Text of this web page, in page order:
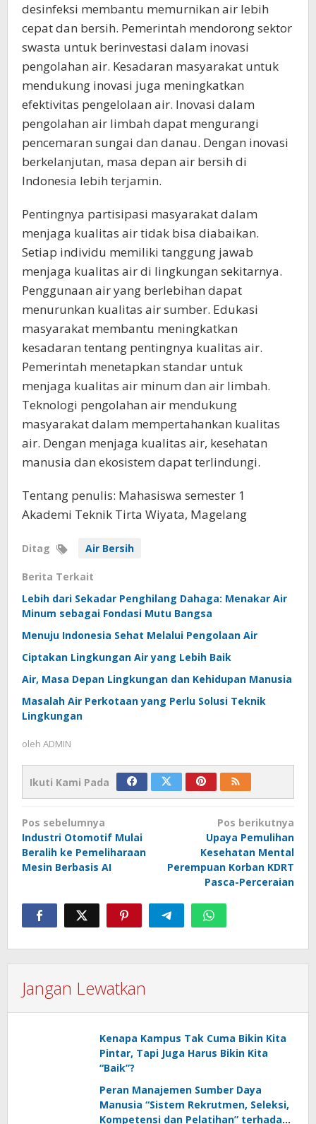
desinfeksi membantu memurnikan air lebih
cepat dan bersih. Pemerintah mendorong sektor
swasta untuk berinvestasi dalam inovasi
pengolahan air. Kesadaran masyarakat untuk
mendukung inovasi juga meningkatkan
efektivitas pengelolaan air. Inovasi dalam
pengolahan air limbah dapat mengurangi
pencemaran sungai dan danau. Dengan inovasi
berkelanjutan, masa depan air bersih di
Indonesia lebih terjamin.
Pentingnya partisipasi masyarakat dalam
menjaga kualitas air tidak bisa diabaikan.
Setiap individu memiliki tanggung jawab
menjaga kualitas air di lingkungan sekitarnya.
Penggunaan air yang berlebihan dapat
menurunkan kualitas air sumber. Edukasi
masyarakat membantu meningkatkan
kesadaran tentang pentingnya kualitas air.
Pemerintah menetapkan standar untuk
menjaga kualitas air minum dan air limbah.
Teknologi pengolahan air mendukung
masyarakat dalam mempertahankan kualitas
air. Dengan menjaga kualitas air, kesehatan
manusia dan ekosistem dapat terlindungi.
Tentang penulis: Mahasiswa semester 1
Akademi Teknik Tirta Wiyata, Magelang
Ditag Air Bersih
Berita Terkait
Lebih dari Sekadar Penghilang Dahaga: Menakar Air
Minum sebagai Fondasi Mutu Bangsa
Menuju Indonesia Sehat Melalui Pengolaan Air
Ciptakan Lingkungan Air yang Lebih Baik
Air, Masa Depan Lingkungan dan Kehidupan Manusia
Masalah Air Perkotaan yang Perlu Solusi Teknik
Lingkungan
oleh ADMIN
Ikuti Kami Pada
Navigasi
pos
Pos sebelumnya
Industri Otomotif Mulai
Beralih ke Pemeliharaan
Mesin Berbasis AI
Pos berikutnya
Upaya Pemulihan
Kesehatan Mental
Perempuan Korban KDRT
Pasca-Perceraian
Jangan Lewatkan
Kenapa Kampus Tak Cuma Bikin Kita
Pintar, Tapi Juga Harus Bikin Kita
“Baik”?
Peran Manajemen Sumber Daya
Manusia “Sistem Rekrutmen, Seleksi,
Kompetensi dan Pelatihan” terhadap